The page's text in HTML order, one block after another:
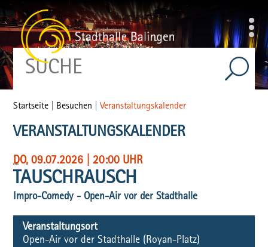
Startseite Besuchen |Veranstaltungskalender
VERANSTALTUNGSKALENDER
DO, 09.07.2026 20:00 UHR
TAUSCHRAUSCH
Impro-Comedy - Open-Air vor der Stadthalle
Veranstaltungsort
Open-Air vor der Stadthalle (Royan-Platz)